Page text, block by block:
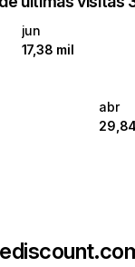
jun
17,38 mil
abr